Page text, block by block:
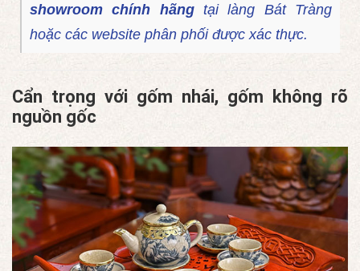
showroom chính hãngtại làng Bát Tràng
hoặc các website phân phối được xác thực.
Cẩn trọng với gốm nhái, gốm không rõ
nguồn gốc